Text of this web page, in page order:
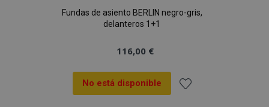
Fundas de asiento BERLIN negro-gris,
delanteros 1+1
116,00 €
No está disponible